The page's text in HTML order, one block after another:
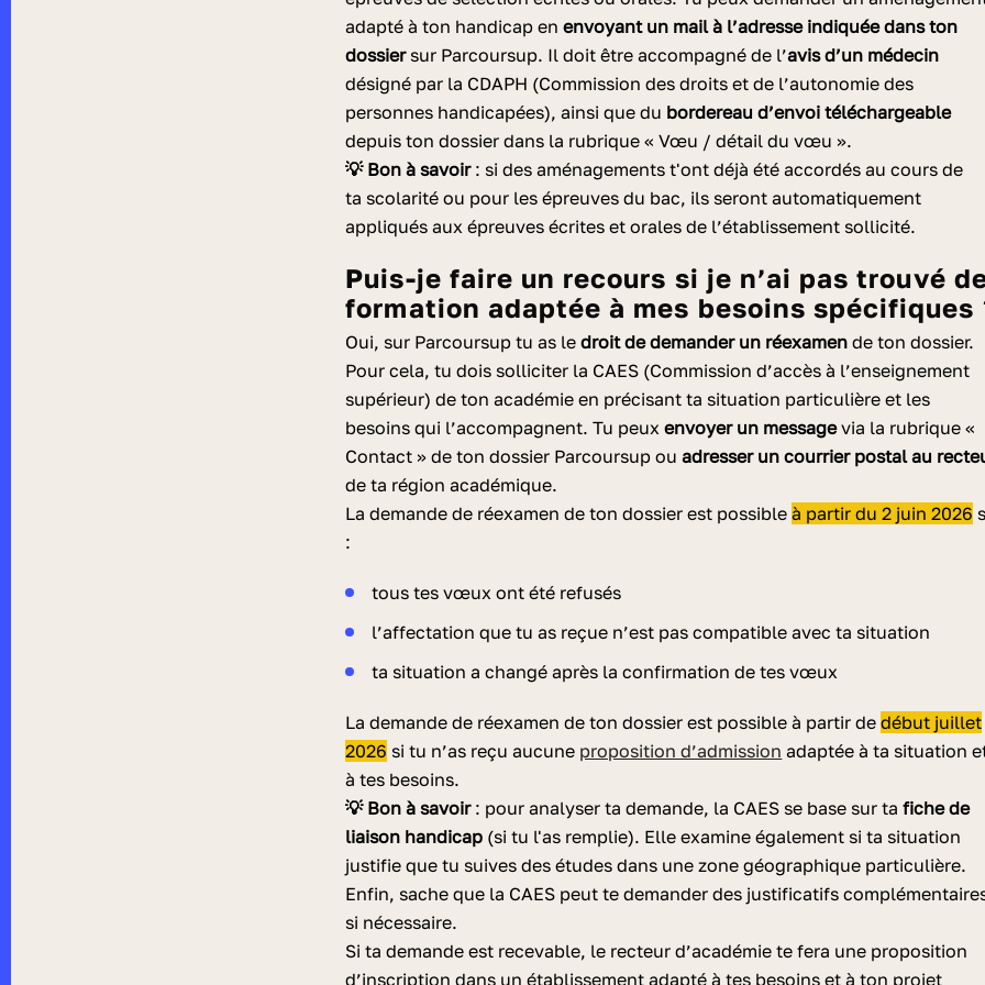
adapté à ton handicap enenvoyant un mail à l’adresse indiquée dans ton
dossier sur Parcoursup. Il doit être accompagné de l’avis d’un médecin
désigné par la CDAPH (Commission des droits et de l’autonomie des
personnes handicapées), ainsi que du bordereau d’envoi téléchargeable
depuis ton dossier dans la rubrique « Vœu / détail du vœu ».
💡 Bon à savoir : si des aménagements t'ont déjà été accordés au cours de
ta scolaritéou pour les épreuves du bac, ils seront automatiquement
appliqués aux épreuves écrites et orales de l’établissement sollicité.
Puis-je faire un recours si je n’ai pas trouvé de
formation adaptée à mes besoins spécifiques
Oui, sur Parcoursup tu as ledroit de demander un réexamen de ton dossier.
Pour cela, tu dois solliciter la CAES (Commission d’accès à l’enseignement
supérieur) de ton académie en précisant ta situation particulière et les
besoins qui l’accompagnent. Tu peuxenvoyer un messagevia la rubrique «
Contact » de ton dossier Parcoursup ouadresser un courrier postal au
de ta région académique.
La demande de réexamen de ton dossier est possibleà partir du 2 juin 2026
:
tous tes vœux ont été refusés
l’affectation que tu as reçue n’est pas compatible avec ta situation
ta situation a changé après la confirmation de tes vœux
La demande de réexamen de ton dossier est possible à partir dedébut juillet
2026 si tu n’as reçu aucune proposition d’admission adaptée à ta situation
à tes besoins.
💡 Bon à savoir : pour analyser ta demande, la CAES se base sur tafiche de
liaison handicap (si tu l'as remplie). Elle examine également si ta situation
justifie que tu suives des études dans une zone géographique particulière.
Enfin, sache que la CAES peut te demander des justificatifs
si nécessaire.
Si ta demande est recevable, le recteur d’académie te fera une proposition
d’inscription dans un établissement adapté à tes besoins et à ton projet